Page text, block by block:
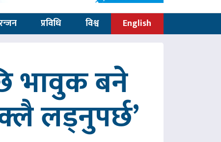
प्रविधि विश्व English
भावुक बने
लड्नुपर्छ’